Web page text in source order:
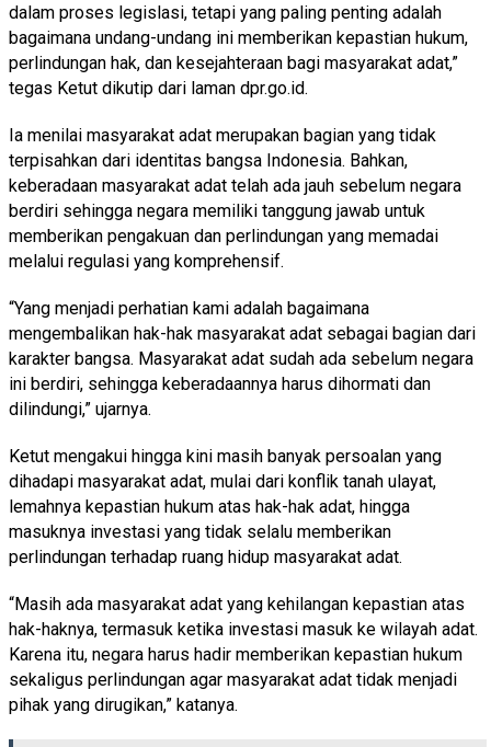
dalam proses legislasi, tetapi yang paling penting adalah
bagaimana undang-undang ini memberikan kepastian hukum,
perlindungan hak, dan kesejahteraan bagi masyarakat adat,”
tegas Ketut dikutip dari laman dpr.go.id.
Ia menilai masyarakat adat merupakan bagian yang tidak
terpisahkan dari identitas bangsa Indonesia. Bahkan,
keberadaan masyarakat adat telah ada jauh sebelum negara
berdiri sehingga negara memiliki tanggung jawab untuk
memberikan pengakuan dan perlindungan yang memadai
melalui regulasi yang komprehensif.
“Yang menjadi perhatian kami adalah bagaimana
mengembalikan hak-hak masyarakat adat sebagai bagian dari
karakter bangsa. Masyarakat adat sudah ada sebelum negara
ini berdiri, sehingga keberadaannya harus dihormati dan
dilindungi,” ujarnya.
Ketut mengakui hingga kini masih banyak persoalan yang
dihadapi masyarakat adat, mulai dari konflik tanah ulayat,
lemahnya kepastian hukum atas hak-hak adat, hingga
masuknya investasi yang tidak selalu memberikan
perlindungan terhadap ruang hidup masyarakat adat.
“Masih ada masyarakat adat yang kehilangan kepastian atas
hak-haknya, termasuk ketika investasi masuk ke wilayah adat.
Karena itu, negara harus hadir memberikan kepastian hukum
sekaligus perlindungan agar masyarakat adat tidak menjadi
pihak yang dirugikan,” katanya.